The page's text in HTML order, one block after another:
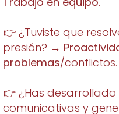
👉 ¿Tuviste que
presión? →
problemas/conflictos.
👉 ¿Has
comunicativas y